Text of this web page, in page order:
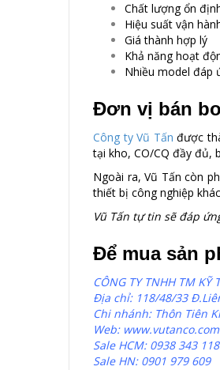
Chất lượng ổn
Hiệu suất vận
Giá thành hợp lý
Khả năng hoạt
Nhiều model đáp
Đơn vị bán
Công ty Vũ Tấn được
tại kho, CO/CQ đầy đủ,
Ngoài ra, Vũ Tấn còn
thiết bị công nghiệp
Vũ Tấn tự tin sẽ đáp
Để mua sản
CÔNG TY TNHH TM KỸ
Địa chỉ: 118/48/33
Chi nhánh: Thôn Tiên
Web:
Sale HCM: 0938 343 118
Sale HN: 0901 979 609